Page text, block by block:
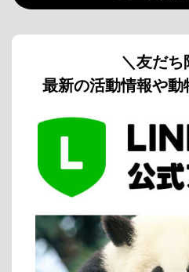
＼友だち
最新の活動情報や動